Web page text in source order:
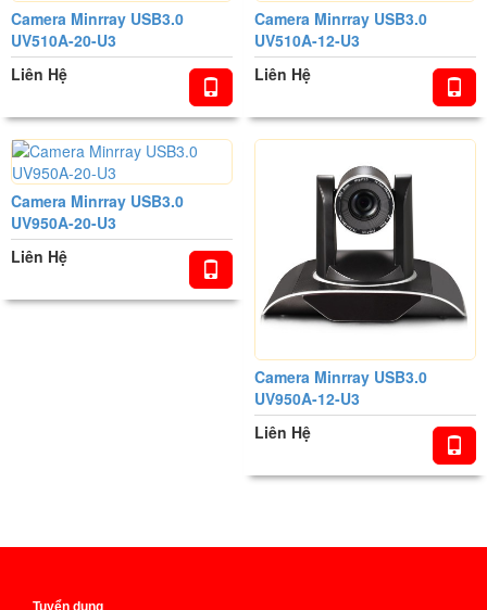
Camera Minrray USB3.0
UV510A-20-U3
Liên Hệ
Camera Minrray USB3.0
UV510A-12-U3
Liên Hệ
Camera Minrray USB3.0
UV950A-20-U3
Liên Hệ
Camera Minrray USB3.0
UV950A-12-U3
Liên Hệ
Tuyển dụng